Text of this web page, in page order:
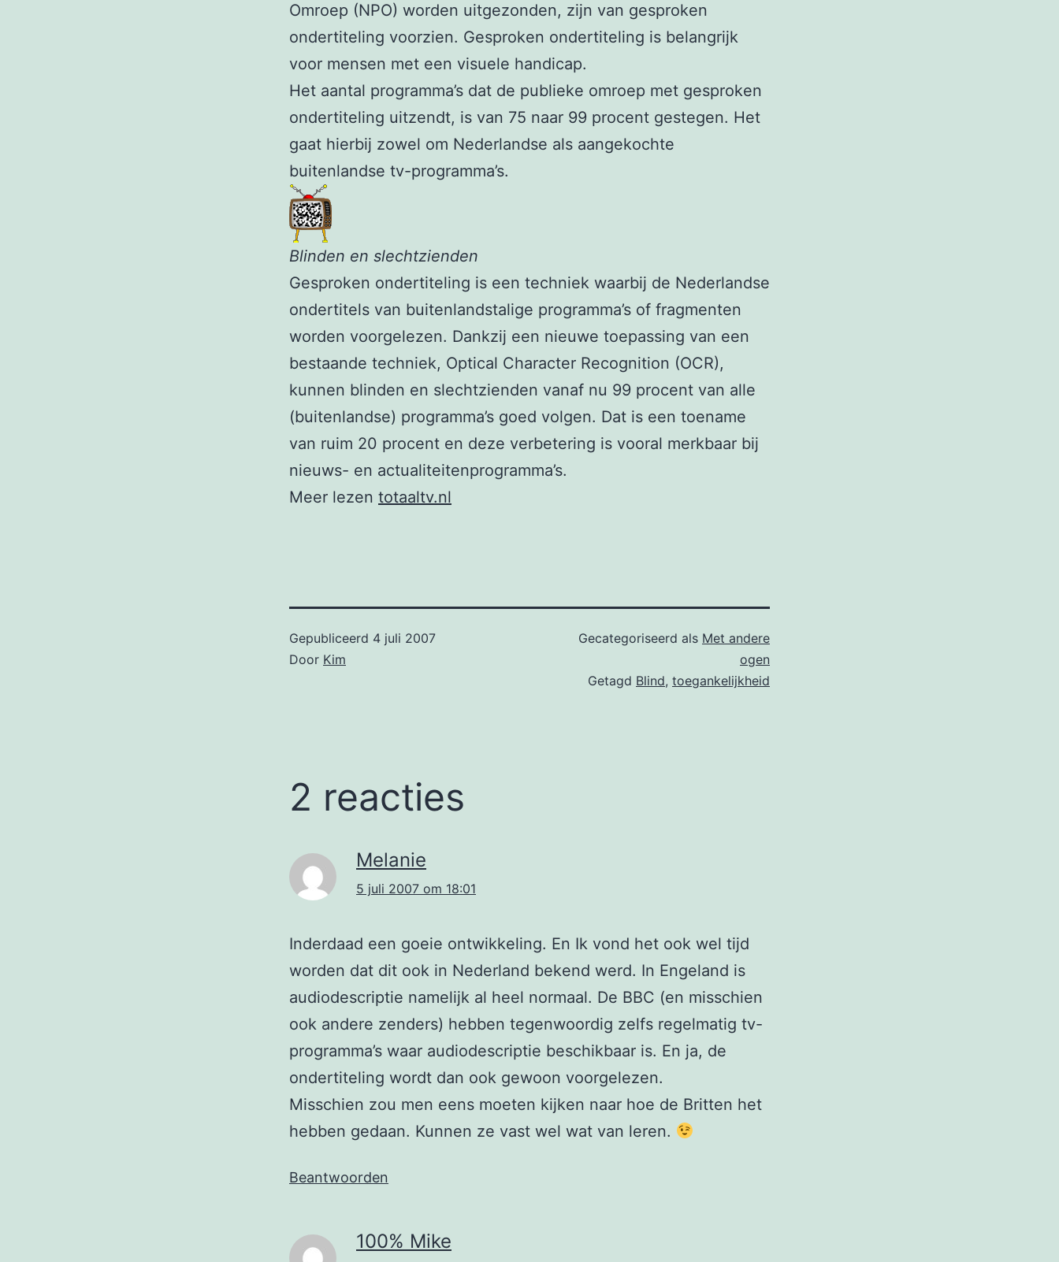
Omroep (NPO) worden uitgezonden, zijn van gesproken
ondertiteling voorzien. Gesproken ondertiteling is belangrijk
voor mensen met een visuele handicap.
Het aantal programma’s dat de publieke omroep met gesproken
ondertiteling uitzendt, is van 75 naar 99 procent gestegen. Het
gaat hierbij zowel om Nederlandse als aangekochte
buitenlandse tv-programma’s.
Blinden en slechtzienden
Gesproken ondertiteling is een techniek waarbij de Nederlandse
ondertitels van buitenlandstalige programma’s of fragmenten
worden voorgelezen. Dankzij een nieuwe toepassing van een
bestaande techniek, Optical Character Recognition (OCR),
kunnen blinden en slechtzienden vanaf nu 99 procent van alle
(buitenlandse) programma’s goed volgen. Dat is een toename
van ruim 20 procent en deze verbetering is vooral merkbaar bij
nieuws- en actualiteitenprogramma’s.
Meer lezen totaaltv.nl
Gepubliceerd 4 juli 2007
Door Kim
Gecategoriseerd als Met andere
ogen
Getagd Blind, toegankelijkheid
2 reacties
Melanie
5 juli 2007 om 18:01
Inderdaad een goeie ontwikkeling. En Ik vond het ook wel tijd
worden dat dit ook in Nederland bekend werd. In Engeland is
audiodescriptie namelijk al heel normaal. De BBC (en misschien
ook andere zenders) hebben tegenwoordig zelfs regelmatig tv-
programma’s waar audiodescriptie beschikbaar is. En ja, de
ondertiteling wordt dan ook gewoon voorgelezen.
Misschien zou men eens moeten kijken naar hoe de Britten het
hebben gedaan. Kunnen ze vast wel wat van leren.
Beantwoorden
100% Mike